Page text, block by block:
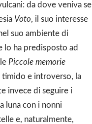
da dove veniva se
Voto, il suo interesse
suo ambiente di
lo ha predisposto ad
Piccole memorie
timido e introverso, la
invece di seguire i
luna con i nonni
e, naturalmente,